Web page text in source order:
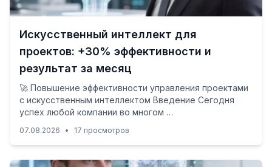
Искусственный интеллект для
проектов: +30% эффективности и
результат за месяц
🚀 Повышение эффективности управления проектами
с искусственным интеллектом Введение Сегодня
успех любой компании во многом …
07.08.2026 • 17 просмотров